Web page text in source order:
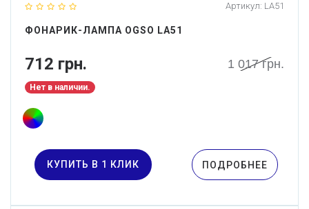
Артикул: LA51
ФОНАРИК-ЛАМПА OGSO LA51
712 грн. 1 017 грн.
Нет в наличии.
КУПИТЬ В 1 КЛИК ПОДРОБНЕЕ